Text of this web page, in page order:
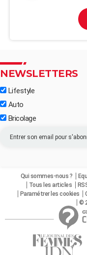
NEWSLETTERS
Lifestyle
Auto
Bricolage
Qui sommes-nous ?
Tous les articles
Paramétrer les cookies
©